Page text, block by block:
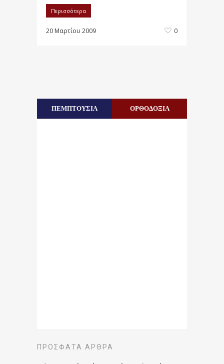
Περισσότερα
20 Μαρτίου 2009 0
ΠΕΜΠΤΟΥΣΙΑ ΟΡΘΟΔΟΞΙΑ
ΠΡΌΣΦΑΤΑ ΆΡΘΡΑ